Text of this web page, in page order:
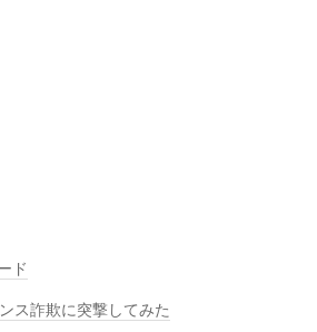
ド
ス詐欺に突撃してみた